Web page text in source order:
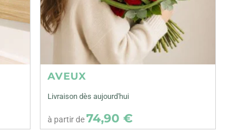
AVEUX
Livraison dès aujourd'hui
à partir de74,90 €